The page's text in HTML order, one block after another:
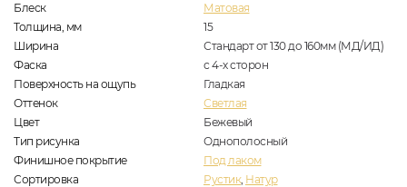
Блеск
Матовая
Толщина, мм
15
Ширина
Стандарт от 130 до 160мм (МД/ИД)
Фаска
с 4-х сторон
Поверхность на ощупь
Гладкая
Оттенок
Светлая
Цвет
Бежевый
Тип рисунка
Однополосный
Финишное покрытие
Под лаком
Сортировка
Рустик, Натур